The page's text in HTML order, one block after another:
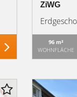
ZiWG
96 m²
WOHNFLÄCHE